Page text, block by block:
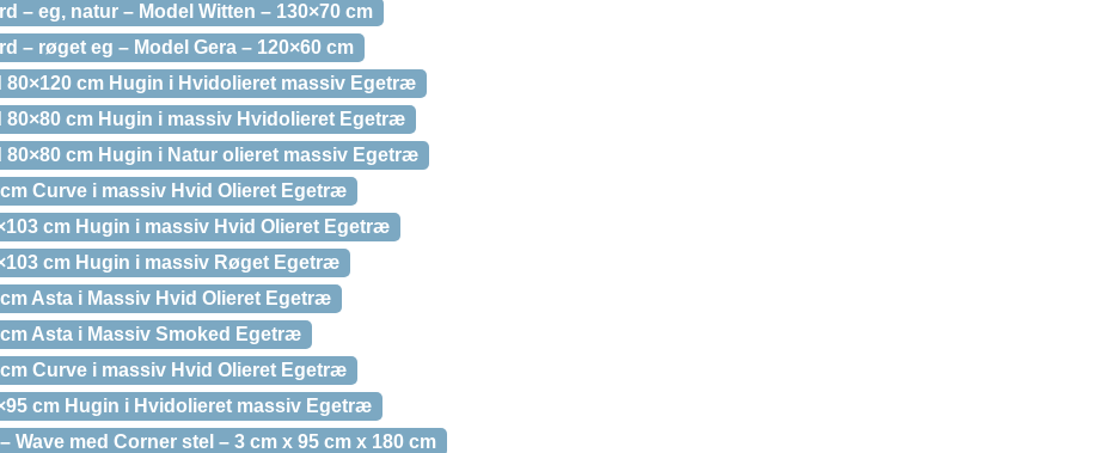
– eg, natur – Model Witten – 130×70 cm
– røget eg – Model Gera – 120×60 cm
80×120 cm Hugin i Hvidolieret massiv Egetræ
80×80 cm Hugin i massiv Hvidolieret Egetræ
80×80 cm Hugin i Natur olieret massiv Egetræ
Curve i massiv Hvid Olieret Egetræ
cm Hugin i massiv Hvid Olieret Egetræ
cm Hugin i massiv Røget Egetræ
Asta i Massiv Hvid Olieret Egetræ
Asta i Massiv Smoked Egetræ
Curve i massiv Hvid Olieret Egetræ
cm Hugin i Hvidolieret massiv Egetræ
Wave med Corner stel – 3 cm x 95 cm x 180 cm